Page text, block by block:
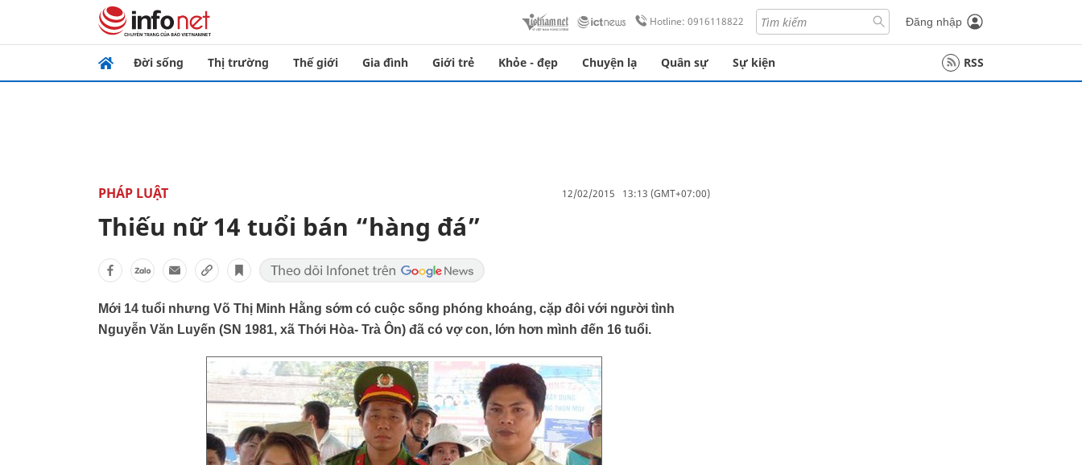
Hotline: 0916118822 Đăng nhập
Đời sống Thị trường Thế giới Gia đình Giới trẻ Khỏe - đẹp Chuyện lạ Quân sự Sự kiện RSS
PHÁP LUẬT 12/02/2015 13:13 (GMT+07:00)
Thiếu nữ 14 tuổi bán “hàng đá”
Mới 14 tuổi nhưng Võ Thị Minh Hằng sớm có cuộc sống phóng khoáng, cặp đôi với người tình
Nguyễn Văn Luyến (SN 1981, xã Thới Hòa- Trà Ôn) đã có vợ con, lớn hơn mình đến 16 tuổi.